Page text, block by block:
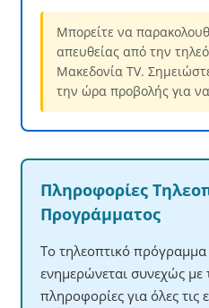
Μπορείτε να
απευθείας από την
Μακεδονία TV.
την ώρα προβολής για
Πληροφορίες
Προγράμματος
Το τηλεοπτικό
ενημερώνεται συνεχώς με
πληροφορίες για όλες τις